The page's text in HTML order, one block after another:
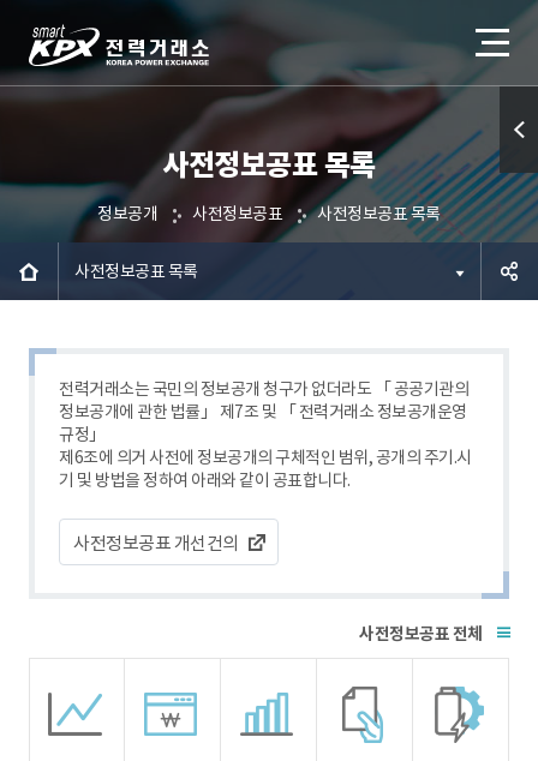
사전정보공표 목록
정보공개 사전정보공표 사전정보공표 목록
사전정보공표 목록
전력거래소는 국민의 정보공개 청구가 없더라도 「 공공기관의
정보공개에 관한 법률」 제7조 및 「 전력거래소 정보공개운영
규정」
제6조에 의거 사전에 정보공개의 구체적인 범위, 공개의 주기.시
기 및 방법을 정하여 아래와 같이 공표합니다.
사전정보공표 개선건의
전체
퀵메
뉴 열
기